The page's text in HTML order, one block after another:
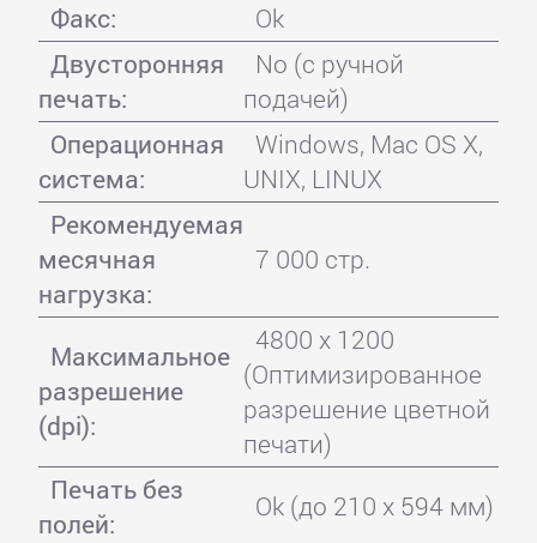
Факс:
Ok
Двусторонняя
печать:
No (с ручной
подачей)
Операционная
система:
Windows, Mac OS X,
UNIX, LINUX
Рекомендуемая
месячная
нагрузка:
7 000 стр.
Максимальное
разрешение
(dpi):
4800 x 1200
(Оптимизированное
разрешение цветной
печати)
Печать без
полей:
Ok (до 210 x 594 мм)